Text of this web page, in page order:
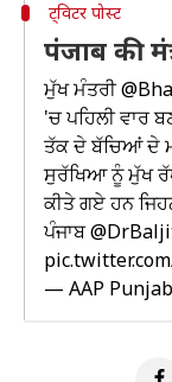
ट्विटर पोस्ट
पंजाब की
ਮੁੱਖ ਮੰਤਰੀ
'ਚ ਪਹਿਲੀ ਵਾਰ
ਤੱਕ ਦੇ ਬੱਚਿਆਂ ਦੇ
ਸੁਰੱਖਿਆ ਨੂੰ ਮੁੱਖ
ਕੀਤੇ ਗਏ ਹਨ
ਪੰਜਾਬ
— AAP